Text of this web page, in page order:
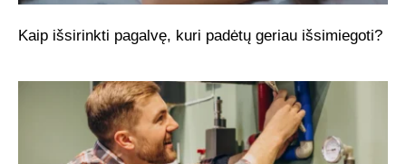
Kaip išsirinkti pagalvę, kuri padėtų geriau išsimiegoti?